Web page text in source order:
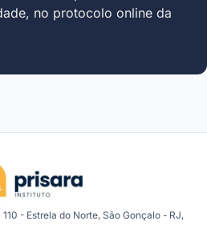
no protocolo online da
- Estrela do Norte, São Gonçalo - RJ,